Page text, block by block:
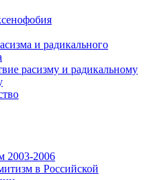
и радикального
расизму и радикальному
2003-2006
в Российской